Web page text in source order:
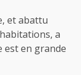
et abattu
a
est en grande